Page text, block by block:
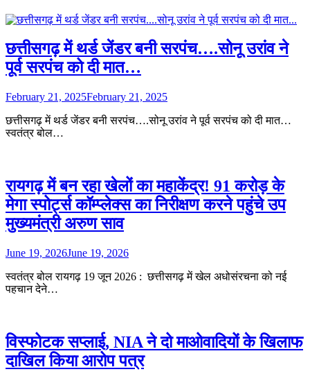
छत्तीसगढ़ में थर्ड जेंडर बनी सरपंच….सोनू उरांव ने
पूर्व सरपंच को दी मात…
February 21, 2025February 21, 2025
छत्तीसगढ़ में थर्ड जेंडर बनी सरपंच….सोनू उरांव ने पूर्व सरपंच को दी मात…
स्वतंत्र बोल…
रायगढ़ में बन रहा खेलों का महाकेंद्र! 91 करोड़ के
मेगा स्पोर्ट्स कॉम्प्लेक्स का निरीक्षण करने पहुंचे उप
मुख्यमंत्री अरुण साव
June 19, 2026June 19, 2026
स्वतंत्र बोल रायगढ़ 19 जून 2026 : छत्तीसगढ़ में खेल अधोसंरचना को नई
पहचान देने…
विस्फोटक सप्लाई, NIA ने दो माओवादियों के खिलाफ
दाखिल किया आरोप पत्र